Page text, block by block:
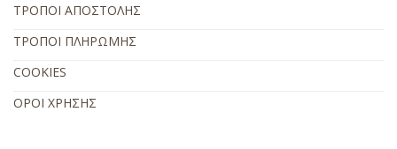
ΤΡΟΠΟΙ ΑΠΟΣΤΟΛΗΣ
ΤΡΟΠΟΙ ΠΛΗΡΩΜΗΣ
COOKIES
ΟΡΟΙ ΧΡΗΣΗΣ